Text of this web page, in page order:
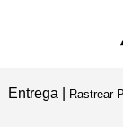
Entrega | Rastrear